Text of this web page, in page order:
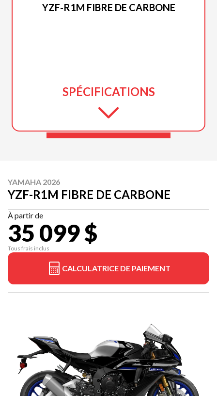
YZF-R1M FIBRE DE CARBONE
SPÉCIFICATIONS
YAMAHA 2026
YZF-R1M FIBRE DE CARBONE
À partir de
35 099 $
Tous frais inclus
CALCULATRICE DE PAIEMENT